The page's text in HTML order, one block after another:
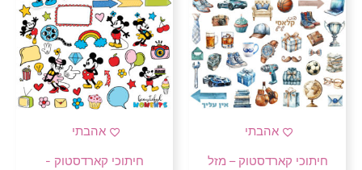
אהבתי
חיתוכי קארדסטוק – מזל
אהבתי
חיתוכי קארדסטוק -